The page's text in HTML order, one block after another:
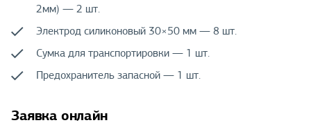
2мм) — 2 шт.
Электрод силиконовый 30×50 мм — 8 шт.
Сумка для транспортировки — 1 шт.
Предохранитель запасной — 1 шт.
Заявка онлайн